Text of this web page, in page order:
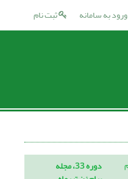
ثبت نام ورود به سامانه
دوره 33، مجله